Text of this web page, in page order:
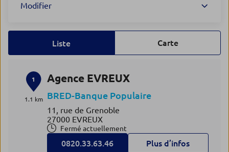
Modifier
Liste Carte
1
1.1 km
Agence EVREUX
BRED-Banque Populaire
11, rue de Grenoble
27000 EVREUX
Fermé actuellement
0820.33.63.46 Plus d’infos